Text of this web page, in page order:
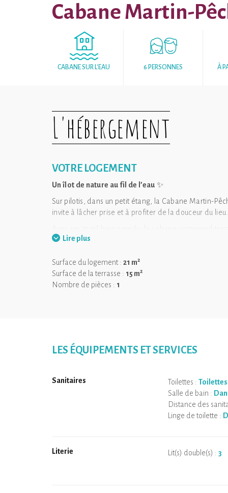
Cabane Martin-
CABANE SUR L'EAU 6 PERSONNES À
L'hébergement
VOTRE LOGEMENT
Un îlot de nature au fil de l’eau ✨
Sur pilotis, dans un petit étang, la Cabane Martin-
invite à lâcher prise et à profiter de la douceur du lieu.
sèches, savon et papier toilette. Une vaste terrasse
Été comme hiver, vous profitez d’un confort optimal
depuis la terrasse (avec carte de pêche).
Lire plus
Surface du logement : 21 m2
Surface de la terrasse : 15 m2
Nombre de pièces : 1
LES ÉQUIPEMENTS ET SERVICES
Sanitaires Toilettes :
Salle de bain :
Distance des
Linge de toilette :
Literie Lit(s) double(s) : 3